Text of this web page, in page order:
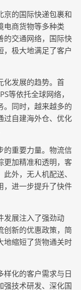
京的国际快递包裹和
电商货物等多种类
的交通网络，国际快
，极大地满足了客户
化发展的趋势。首
等依托全球网络，
。同时，越来越多的
过自建海外仓、优化
的重要力量。物流信
更加精准和透明，客
外，无人机配送、
，进一步提升了快件
发展注入了强劲动
创新的优惠政策，简
地缩短了货物通关时
样化的客户需求与日
强技术研发、深化国